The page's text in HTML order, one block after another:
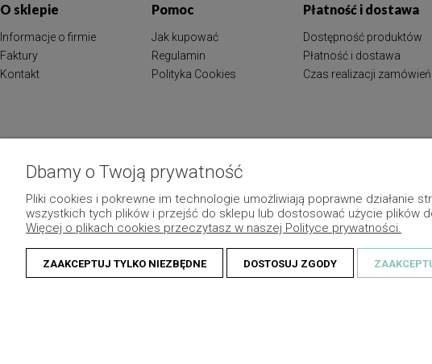
O sklepie
Informacje o firmie
Faktury
Kontakt
Pomoc
Jak kupować
Regulamin
Polityka Cookies
Płatność i dostawa
Dostępność produktów
Płatność i dostawa
Czas realizacji zamówień
Dbamy o Twoją prywatność
Pliki cookies i pokrewne im technologie umożliwiają poprawne
wszystkich tych plików i przejść do sklepu lub dostosować użycie plików
Więcej o plikach cookies przeczytasz w naszej Polityce prywatności.
ZAAKCEPTUJ TYLKO NIEZBĘDNE DOSTOSUJ ZGODY